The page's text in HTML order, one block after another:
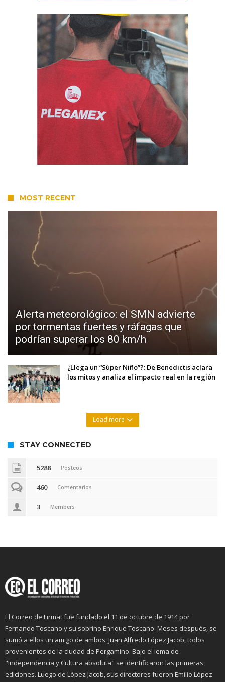
MOST RECENT
Alerta meteorológico: el SMN advierte
por tormentas fuertes y ráfagas que
podrían superar los 80 km/h
¿Llega un “Súper Niño”?: De Benedictis aclara
los mitos y analiza el impacto real en la región
Load more
STAY CONNECTED
5288 Posteos
460 Comentarios
3 Members
El Correo de Firmat fue fundado el 11 de octubre de 1914 por
Fernando Toscano y su sobrino Enrique Toscano. Meses después, se
sumó a ellos un amigo de ambos: Juan Alfredo López Jacob, todos
provenientes de la ciudad de Pergamino. Bajo el lema de
"Independencia y Cultura absoluta" se identificaron las primeras
ediciones. Luego de López Jacob, sus directores fueron Emilio López